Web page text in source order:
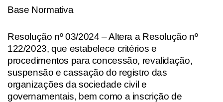
Base Normativa
Resolução nº 03/2024 – Altera a Resolução nº
122/2023, que estabelece critérios e
procedimentos para concessão, revalidação,
suspensão e cassação do registro das
organizações da sociedade civil e
governamentais, bem como a inscrição de